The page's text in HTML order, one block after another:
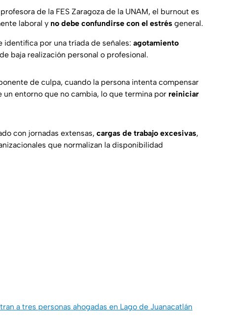
de la FES Zaragoza de la UNAM, el burnout es
laboral y no debe confundirse con el estrés general.
identifica por una tríada de señales: agotamiento
baja realización personal o profesional.
de culpa, cuando la persona intenta compensar
entorno que no cambia, lo que termina por reiniciar
con jornadas extensas, cargas de trabajo excesivas,
que normalizan la disponibilidad
a tres personas ahogadas en Lago de Juanacatlán